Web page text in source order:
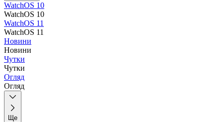
WatchOS 10
WatchOS 10
WatchOS 11
WatchOS 11
Новини
Новини
Чутки
Чутки
Огляд
Огляд
Ще